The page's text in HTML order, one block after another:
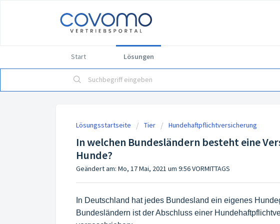
Start Lösungen
Lösungsstartseite Tier Hundehaftpflichtversicherung
In welchen Bundesländern besteht eine
Hunde?
Geändert am: Mo, 17 Mai, 2021 um 9:56 VORMITTAGS
In Deutschland hat jedes Bundesland ein eigenes
Bundesländern ist der Abschluss einer